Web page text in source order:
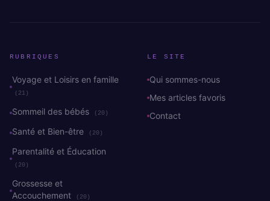
RUBRIQUES
Voyage et Loisirs en famille
(21)
Sommeil des bébés (20)
Santé et Bien-être (20)
Parentalité et Éducation
(20)
Grossesse et
Accouchement
(20)
LE SITE
Qui sommes-nous
Mes articles favoris
Contact